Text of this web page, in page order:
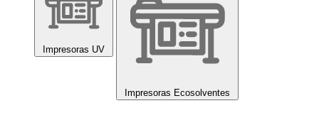
Impresoras UV
Impresoras Ecosolventes